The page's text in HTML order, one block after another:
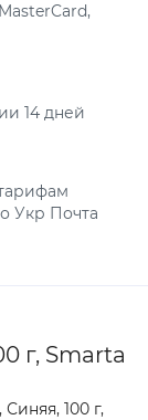
14 дней
Укр Почта
г, Smarta
100 г,